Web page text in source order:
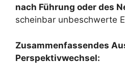
nach Führung oder des
scheinbar unbeschwerte
Zusammenfassendes
Perspektivwechsel: